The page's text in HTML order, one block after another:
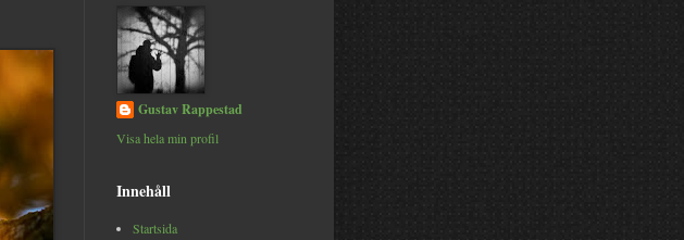
Gustav Rappestad
Visa hela min profil
Innehåll
Startsida